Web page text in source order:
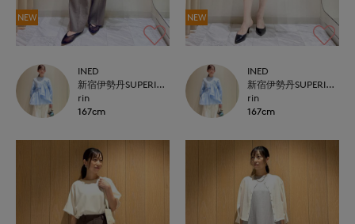
NEW
INED
新宿伊勢丹SUPERIOR CLOSET
rin
167cm
NEW
INED
新宿伊勢丹SUPERIOR CLOSET
rin
167cm